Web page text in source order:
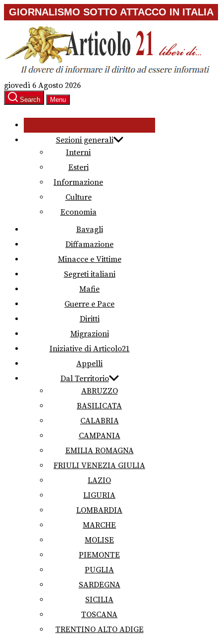
Skip
to
content
GIORNALISMO SOTTO ATTACCO IN ITALIA
giovedì 6 Agosto 2026
Search Menu
Sezioni generali
Interni
Esteri
Informazione
Culture
Economia
Bavagli
Diffamazione
Minacce e Vittime
Segreti italiani
Mafie
Guerre e Pace
Diritti
Migrazioni
Iniziative di Articolo21
Appelli
Dal Territorio
ABRUZZO
BASILICATA
CALABRIA
CAMPANIA
EMILIA ROMAGNA
FRIULI VENEZIA GIULIA
LAZIO
LIGURIA
LOMBARDIA
MARCHE
MOLISE
PIEMONTE
PUGLIA
SARDEGNA
SICILIA
TOSCANA
TRENTINO ALTO ADIGE